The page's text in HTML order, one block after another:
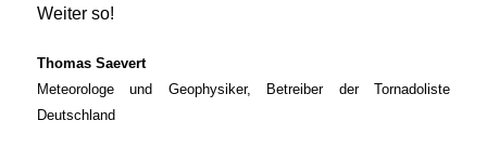
Weiter so!
Thomas Saevert
Meteorologe und Geophysiker, Betreiber der Tornadoliste
Deutschland